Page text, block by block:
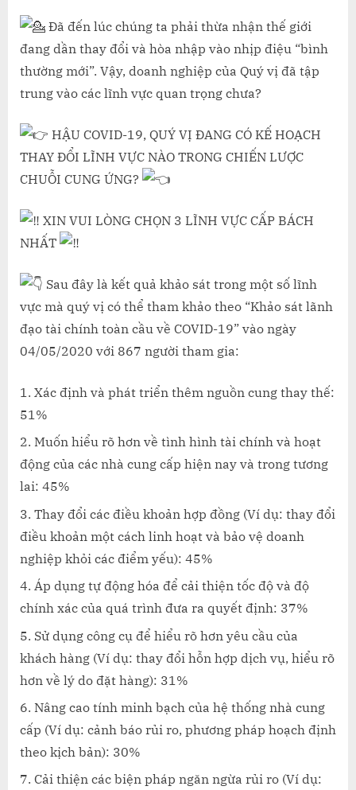
Đã đến lúc chúng ta phải thừa nhận thế giới
đang dần thay đổi và hòa nhập vào nhịp điệu “bình
thường mới”. Vậy, doanh nghiệp của Quý vị đã tập
trung vào các lĩnh vực quan trọng chưa?
HẬU COVID-19, QUÝ VỊ ĐANG CÓ KẾ HOẠCH
THAY ĐỔI LĨNH VỰC NÀO TRONG CHIẾN LƯỢC
CHUỖI CUNG ỨNG?
XIN VUI LÒNG CHỌN 3 LĨNH VỰC CẤP BÁCH
NHẤT
Sau đây là kết quả khảo sát trong một số lĩnh
vực mà quý vị có thể tham khảo theo “Khảo sát lãnh
đạo tài chính toàn cầu về COVID-19” vào ngày
04/05/2020 với 867 người tham gia:
Xác định và phát triển thêm nguồn cung thay thế:
51%
Muốn hiểu rõ hơn về tình hình tài chính và hoạt
động của các nhà cung cấp hiện nay và trong tương
lai: 45%
Thay đổi các điều khoản hợp đồng (Ví dụ: thay đổi
điều khoản một cách linh hoạt và bảo vệ doanh
nghiệp khỏi các điểm yếu): 45%
Áp dụng tự động hóa để cải thiện tốc độ và độ
chính xác của quá trình đưa ra quyết định: 37%
Sử dụng công cụ để hiểu rõ hơn yêu cầu của
khách hàng (Ví dụ: thay đổi hỗn hợp dịch vụ, hiểu rõ
hơn về lý do đặt hàng): 31%
Nâng cao tính minh bạch của hệ thống nhà cung
cấp (Ví dụ: cảnh báo rủi ro, phương pháp hoạch định
theo kịch bản): 30%
Cải thiện các biện pháp ngăn ngừa rủi ro (Ví dụ: